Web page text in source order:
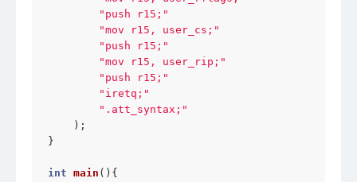
"push r15;"
"mov r15, user_cs;"
"push r15;"
"mov r15, user_rip;"
"push r15;"
"iretq;"
".att_syntax;"
    );
}
int main () {